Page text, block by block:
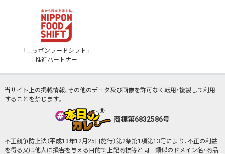
「ニッポンフードシフト」
推進パートナー
当サイト上の掲載情報、その他のデータ及び画像を許可なく転用・複製して利用
することを禁じます。
商標第6832586号
不正競争防止法（平成13年12月25日施行）第2条第1項第13号により、不正の利益
を得る又は他人に損害を与える目的で上記商標等と同一類似のドメイン名・商品